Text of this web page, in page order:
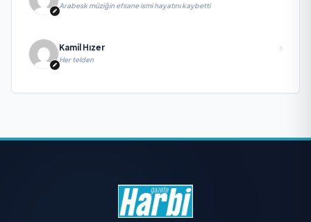
Arabesk müziğin efsane ismi hayatını kaybetti
Kamil Hızer
Her telden